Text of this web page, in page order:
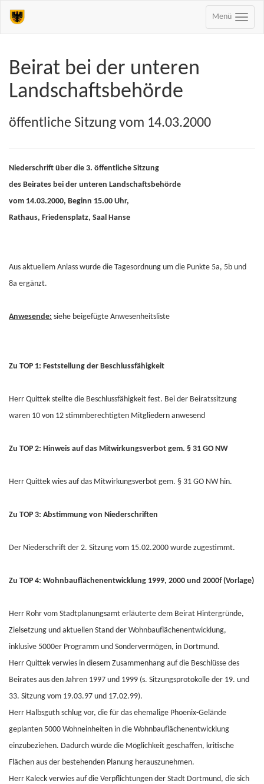
Menü
Beirat bei der unteren
Landschaftsbehörde
öffentliche Sitzung vom 14.03.2000
Niederschrift über die 3. öffentliche Sitzung
des Beirates bei der unteren Landschaftsbehörde
vom 14.03.2000, Beginn 15.00 Uhr,
Rathaus, Friedensplatz, Saal Hanse
Aus aktuellem Anlass wurde die Tagesordnung um die Punkte 5a, 5b und
8a ergänzt.
Anwesende: siehe beigefügte Anwesenheitsliste
Zu TOP 1: Feststellung der Beschlussfähigkeit
Herr Quittek stellte die Beschlussfähigkeit fest. Bei der Beiratssitzung
waren 10 von 12 stimmberechtigten Mitgliedern anwesend
Zu TOP 2: Hinweis auf das Mitwirkungsverbot gem. § 31 GO NW
Herr Quittek wies auf das Mitwirkungsverbot gem. § 31 GO NW hin.
Zu TOP 3: Abstimmung von Niederschriften
Der Niederschrift der 2. Sitzung vom 15.02.2000 wurde zugestimmt.
Zu TOP 4: Wohnbauflächenentwicklung 1999, 2000 und 2000f (Vorlage)
Herr Rohr vom Stadtplanungsamt erläuterte dem Beirat Hintergründe,
Zielsetzung und aktuellen Stand der Wohnbauflächenentwicklung,
inklusive 5000er Programm und Sondervermögen, in Dortmund.
Herr Quittek verwies in diesem Zusammenhang auf die Beschlüsse des
Beirates aus den Jahren 1997 und 1999 (s. Sitzungsprotokolle der 19. und
33. Sitzung vom 19.03.97 und 17.02.99).
Herr Halbsguth schlug vor, die für das ehemalige Phoenix-Gelände
geplanten 5000 Wohneinheiten in die Wohnbauflächenentwicklung
einzubeziehen. Dadurch würde die Möglichkeit geschaffen, kritische
Flächen aus der bestehenden Planung herauszunehmen.
Herr Kaleck verwies auf die Verpflichtungen der Stadt Dortmund, die sich